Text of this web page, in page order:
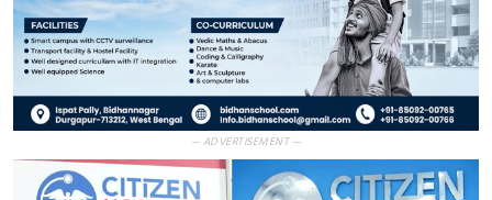
— ADVERTISEMENT —